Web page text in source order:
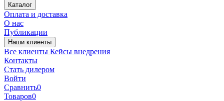
Каталог
Оплата и доставка
О нас
Публикации
Наши клиенты
Все клиенты Кейсы внедрения
Контакты
Стать дилером
Войти
Сравнить0
Товаров0